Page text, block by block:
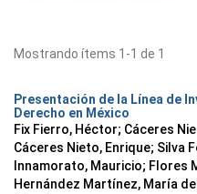
Mostrando ítems 1-1 de 1
Presentación de la Línea de
Derecho en México
Fix Fierro, Héctor; Cáceres
Cáceres Nieto, Enrique; Silva
Innamorato, Mauricio; Flores
Hernández Martínez, María